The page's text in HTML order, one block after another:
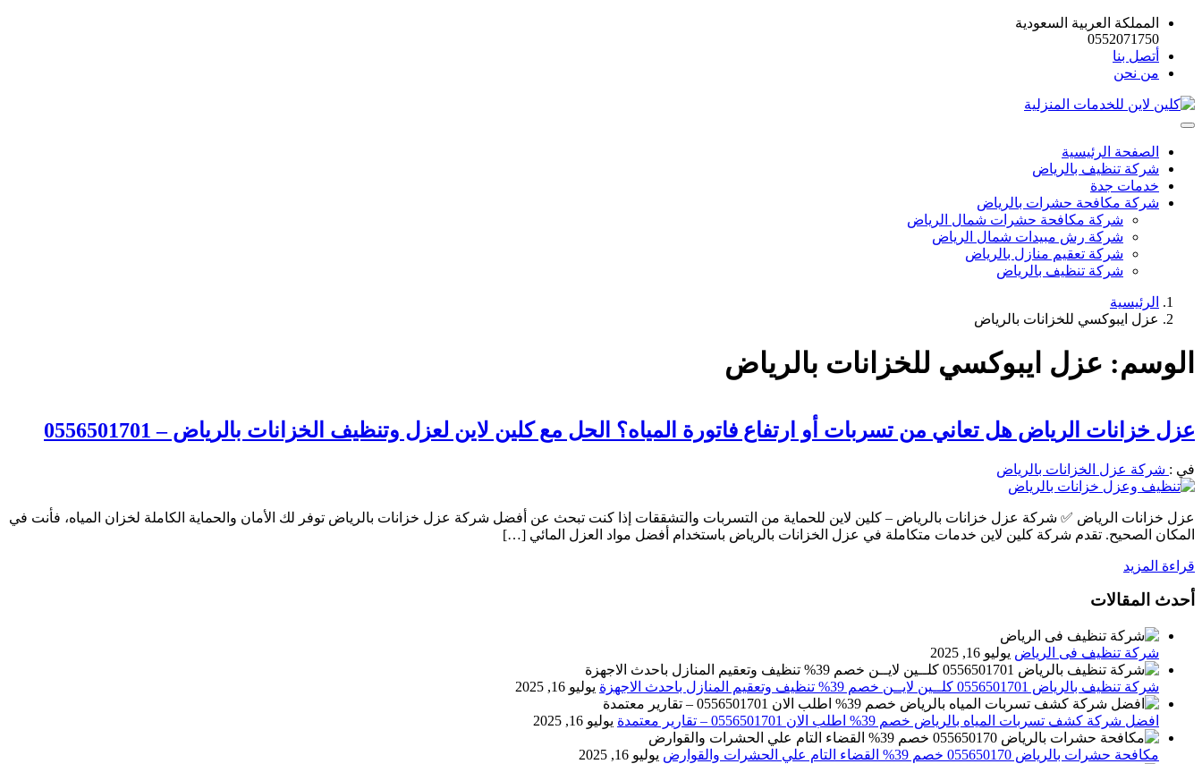
المملكة العربية السعودية
0552071750
أتصل بنا
من نحن
الصفحة الرئيسية
شركة تنظيف بالرياض
خدمات جدة
شركة مكافحة حشرات بالرياض
شركة مكافحة حشرات شمال الرياض
شركة رش مبيدات شمال الرياض
شركة تعقيم منازل بالرياض
شركة تنظيف بالرياض
الرئيسية
عزل ايبوكسي للخزانات بالرياض
الوسم: عزل ايبوكسي للخزانات بالرياض
عزل خزانات الرياض هل تعاني من تسربات أو ارتفاع فاتورة المياه؟ الحل مع كلين لاين لعزل وتنظيف الخزانات بالرياض – 0556501701
في : شركة عزل الخزانات بالرياض
عزل خزانات الرياض ✅ شركة عزل خزانات بالرياض – كلين لاين للحماية من التسربات والتشققات إذا كنت تبحث عن أفضل شركة عزل خزانات بالرياض توفر لك الأمان والحماية الكاملة لخزان المياه، فأنت في
المكان الصحيح. تقدم شركة كلين لاين خدمات متكاملة في عزل الخزانات بالرياض باستخدام أفضل مواد العزل المائي […]
قراءة المزيد
أحدث المقالات
شركة تنظيف فى الرياض يوليو 16, 2025
شركة تنظيف بالرياض 0556501701 كلــين لايــن خصم 39% تنظيف وتعقيم المنازل باحدث الاجهزة يوليو 16, 2025
افضل شركة كشف تسربات المياه بالرياض خصم 39% اطلب الان 0556501701‬‏ – تقارير معتمدة يوليو 16, 2025
مكافحة حشرات بالرياض 055650170 خصم 39% القضاء التام علي الحشرات والقوارض يوليو 16, 2025